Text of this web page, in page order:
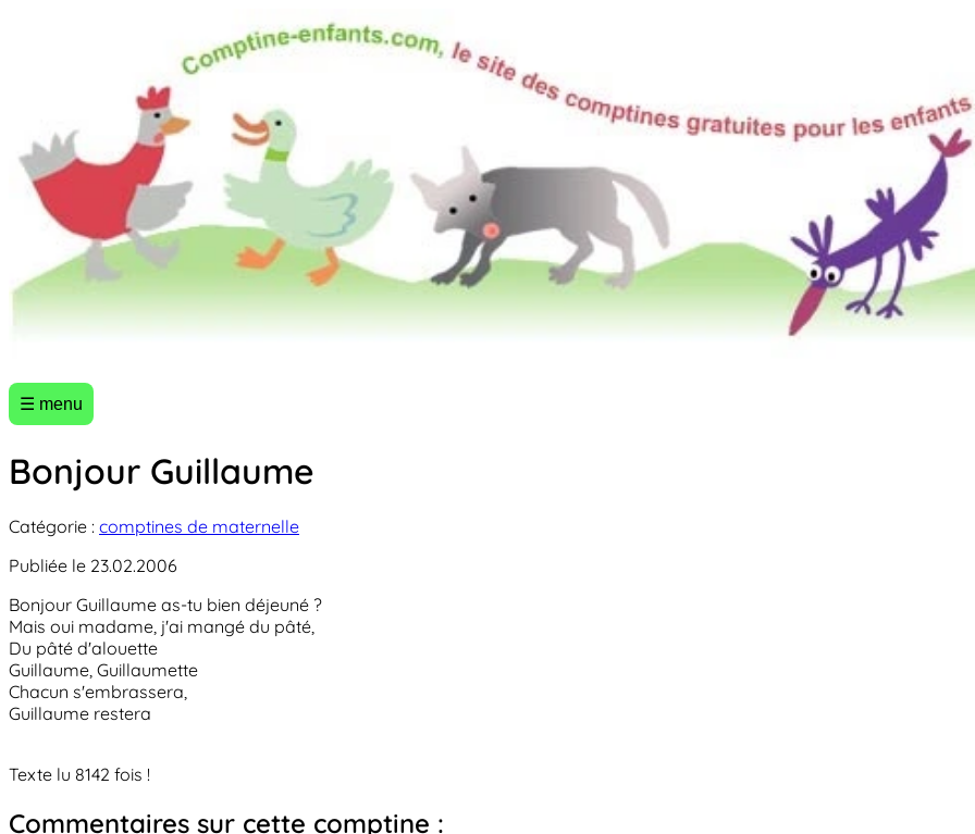
☰ menu
Bonjour Guillaume
Catégorie : comptines de maternelle
Publiée le 23.02.2006
Bonjour Guillaume as-tu bien déjeuné ?
Mais oui madame, j'ai mangé du pâté,
Du pâté d'alouette
Guillaume, Guillaumette
Chacun s'embrassera,
Guillaume restera
Texte lu 8142 fois !
Commentaires sur cette comptine :